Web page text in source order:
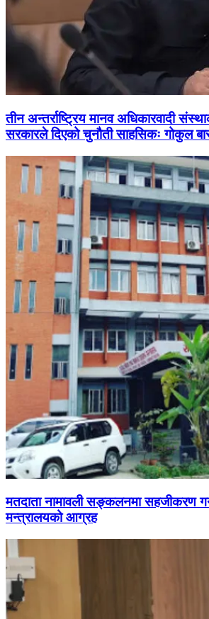
तीन अन्तर्राष्ट्रिय मानव अधिकारवादी
सरकारले दिएको चुनौती साहसिकः गोकुल
मतदाता नामावली सङ्कलनमा सहजीकरण
मन्त्रालयको आग्रह